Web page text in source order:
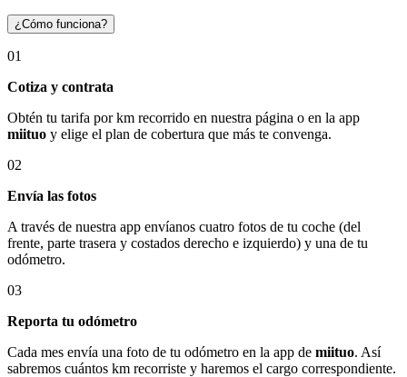
¿Cómo funciona?
01
Cotiza y contrata
Obtén tu tarifa por km recorrido en nuestra página o en la app
miituo y elige el plan de cobertura que más te convenga.
02
Envía las fotos
A través de nuestra app envíanos cuatro fotos de tu coche (del
frente, parte trasera y costados derecho e izquierdo) y una de tu
odómetro.
03
Reporta tu odómetro
Cada mes envía una foto de tu odómetro en la app de miituo. Así
sabremos cuántos km recorriste y haremos el cargo correspondiente.